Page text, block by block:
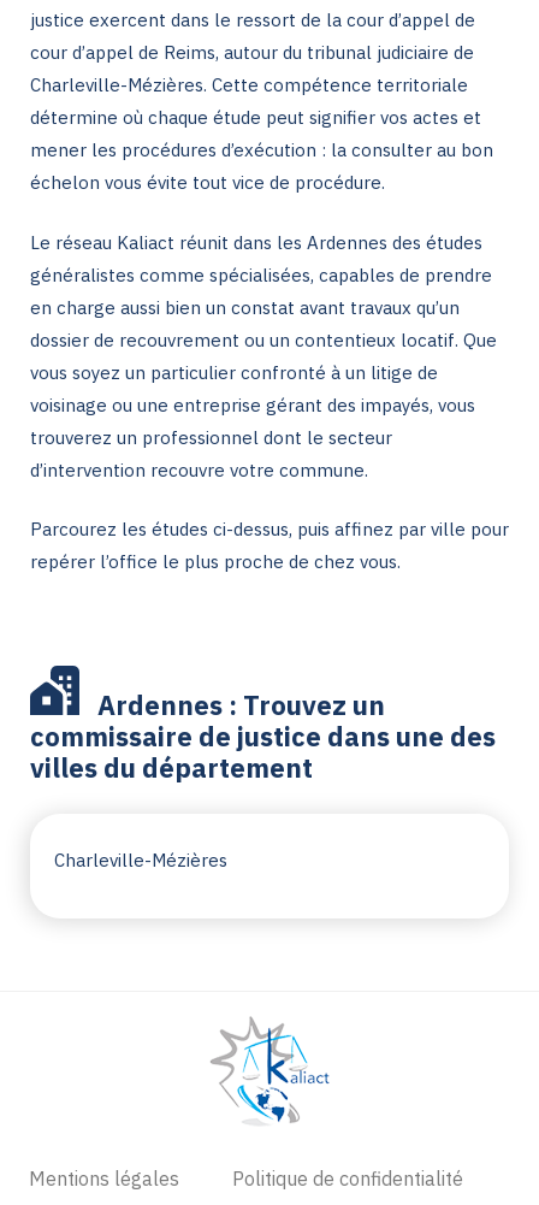
justice exercent dans le ressort de la cour d’appel de
cour d’appel de Reims, autour du tribunal judiciaire de
Charleville-Mézières. Cette compétence territoriale
détermine où chaque étude peut signifier vos actes et
mener les procédures d’exécution : la consulter au bon
échelon vous évite tout vice de procédure.
Le réseau Kaliact réunit dans les Ardennes des études
généralistes comme spécialisées, capables de prendre
en charge aussi bien un constat avant travaux qu’un
dossier de recouvrement ou un contentieux locatif. Que
vous soyez un particulier confronté à un litige de
voisinage ou une entreprise gérant des impayés, vous
trouverez un professionnel dont le secteur
d’intervention recouvre votre commune.
Parcourez les études ci-dessus, puis affinez par ville pour
repérer l’office le plus proche de chez vous.
Ardennes : Trouvez un
commissaire de justice dans une des
villes du département
Charleville-Mézières
Mentions légales Politique de confidentialité